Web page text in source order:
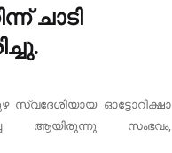
ചാടി
സ്വദേശിയായ ഓട്ടോറിക്ഷാ
ആയിരുന്നു സംഭവം,